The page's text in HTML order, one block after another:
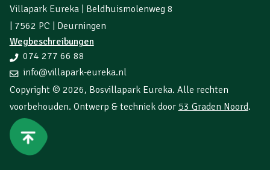
Villapark Eureka | Beldhuismolenweg 8
| 7562 PC | Deurningen
Wegbeschreibungen
074 277 66 88
info@villapark-eureka.nl
Copyright © 2026, Bosvillapark Eureka. Alle rechten
voorbehouden. Ontwerp & techniek door 53 Graden Noord.